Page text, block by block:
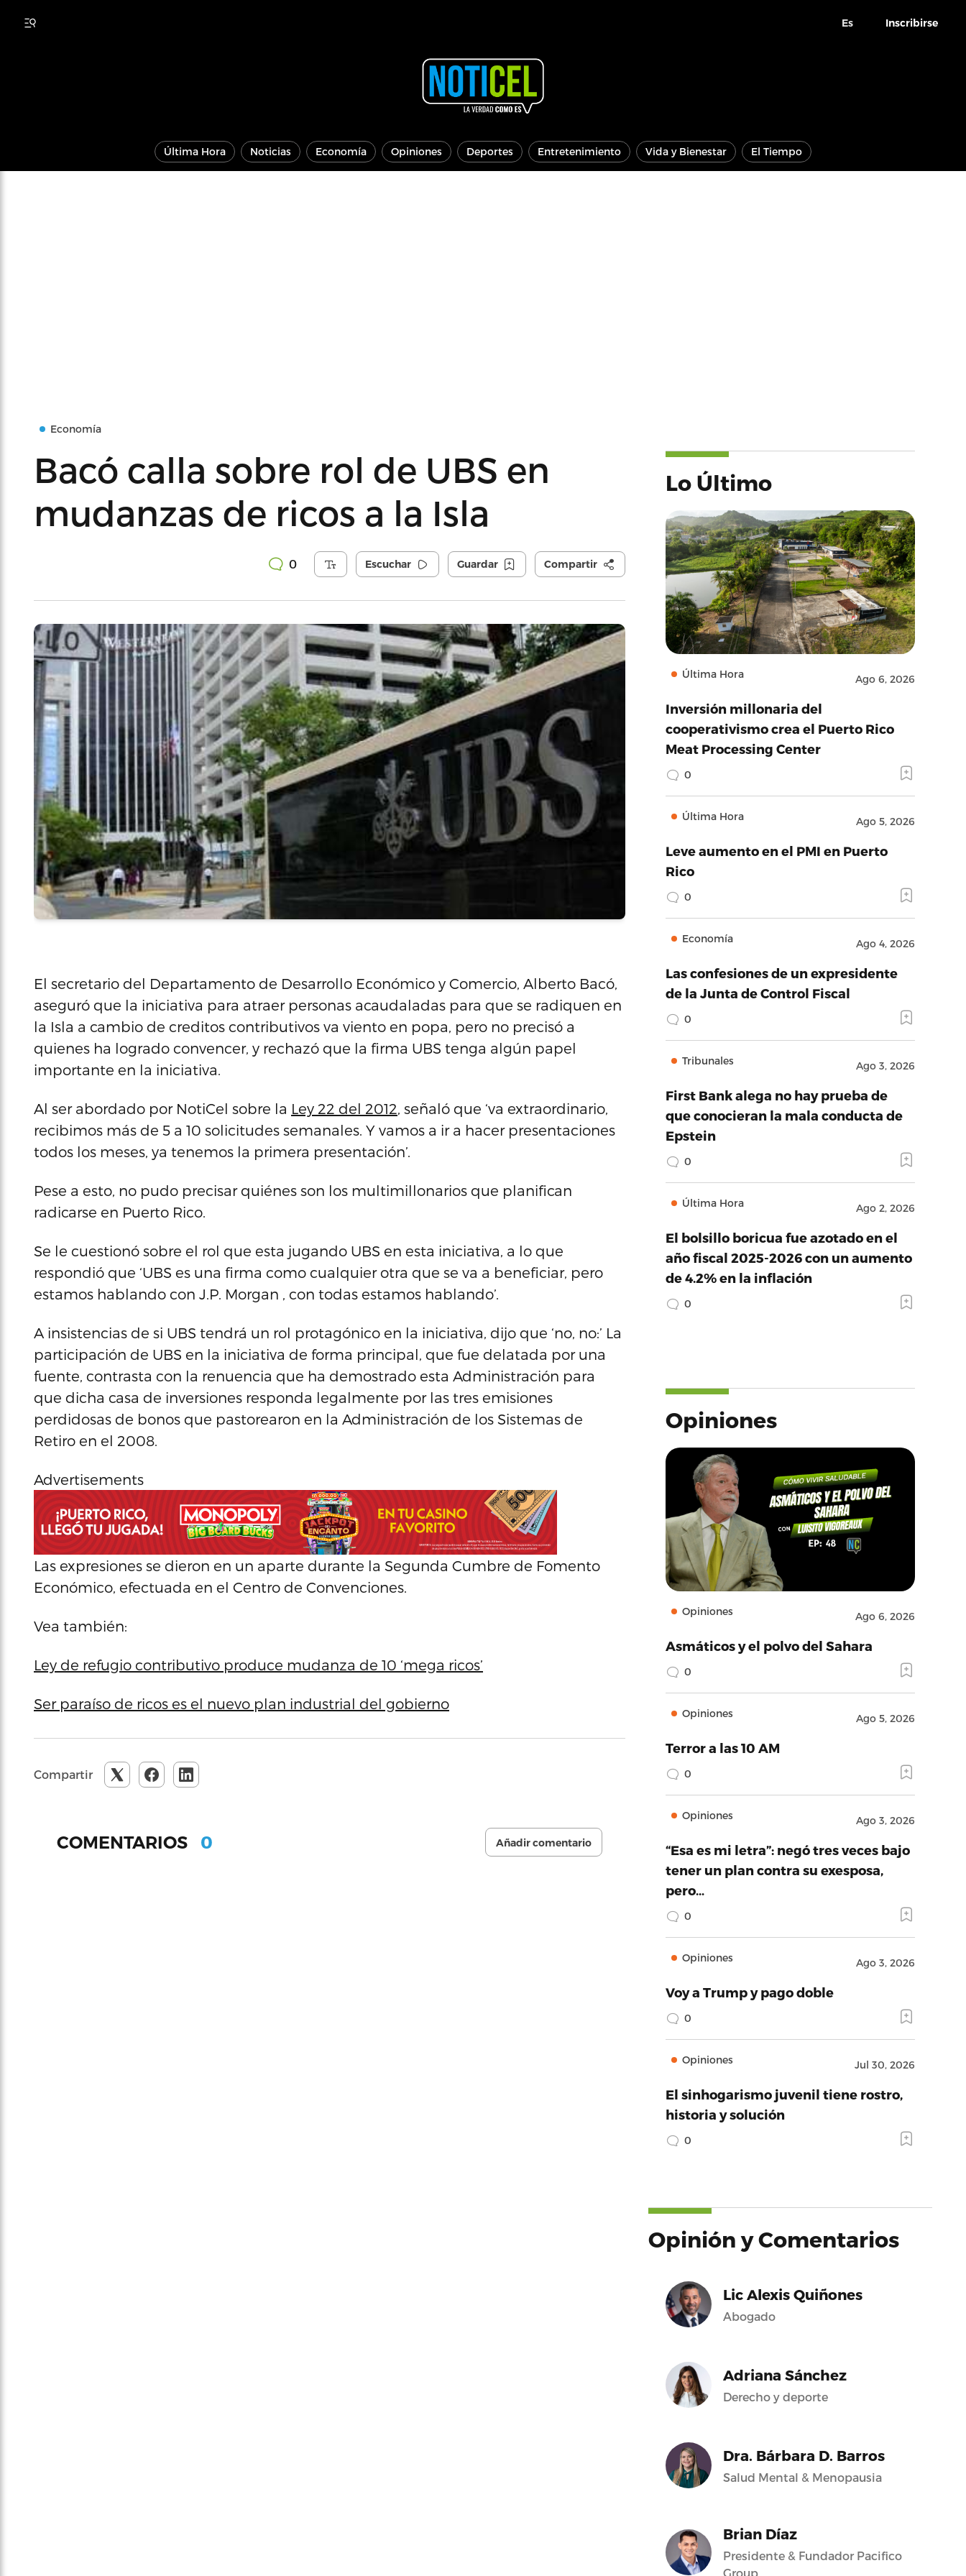
Es Inscribirse
Última Hora Noticias Economía Opiniones Deportes Entretenimiento Vida y Bienestar El Tiempo
Economía
Bacó calla sobre rol de UBS en
mudanzas de ricos a la Isla
0 Escuchar Guardar Compartir
El secretario del Departamento de Desarrollo Económico y Comercio, Alberto Bacó,
aseguró que la iniciativa para atraer personas acaudaladas para que se radiquen en
la Isla a cambio de creditos contributivos va viento en popa, pero no precisó a
quienes ha logrado convencer, y rechazó que la firma UBS tenga algún papel
importante en la iniciativa.
Al ser abordado por NotiCel sobre la Ley 22 del 2012, señaló que ‘va extraordinario,
recibimos más de 5 a 10 solicitudes semanales. Y vamos a ir a hacer presentaciones
todos los meses, ya tenemos la primera presentación’.
Pese a esto, no pudo precisar quiénes son los multimillonarios que planifican
radicarse en Puerto Rico.
Se le cuestionó sobre el rol que esta jugando UBS en esta iniciativa, a lo que
respondió que ‘UBS es una firma como cualquier otra que se va a beneficiar, pero
estamos hablando con J.P. Morgan , con todas estamos hablando’.
A insistencias de si UBS tendrá un rol protagónico en la iniciativa, dijo que ‘no, no:’ La
participación de UBS en la iniciativa de forma principal, que fue delatada por una
fuente, contrasta con la renuencia que ha demostrado esta Administración para
que dicha casa de inversiones responda legalmente por las tres emisiones
perdidosas de bonos que pastorearon en la Administración de los Sistemas de
Retiro en el 2008.
Advertisements
Las expresiones se dieron en un aparte durante la Segunda Cumbre de Fomento
Económico, efectuada en el Centro de Convenciones.
Vea también:
Ley de refugio contributivo produce mudanza de 10 ‘mega ricos’
Ser paraíso de ricos es el nuevo plan industrial del gobierno
Compartir
COMENTARIOS 0 Añadir comentario
Lo Último
Última Hora Ago 6, 2026
Inversión millonaria del
cooperativismo crea el Puerto Rico
Meat Processing Center
0
Última Hora Ago 5, 2026
Leve aumento en el PMI en Puerto
Rico
0
Economía Ago 4, 2026
Las confesiones de un expresidente
de la Junta de Control Fiscal
0
Tribunales Ago 3, 2026
First Bank alega no hay prueba de
que conocieran la mala conducta de
Epstein
0
Última Hora Ago 2, 2026
El bolsillo boricua fue azotado en el
año fiscal 2025-2026 con un aumento
de 4.2% en la inflación
0
Opiniones
Opiniones Ago 6, 2026
Asmáticos y el polvo del Sahara
0
Opiniones Ago 5, 2026
Terror a las 10 AM
0
Opiniones Ago 3, 2026
“Esa es mi letra”: negó tres veces bajo
tener un plan contra su exesposa,
pero…
0
Opiniones Ago 3, 2026
Voy a Trump y pago doble
0
Opiniones Jul 30, 2026
El sinhogarismo juvenil tiene rostro,
historia y solución
0
Opinión y Comentarios
Lic Alexis Quiñones
Abogado
Adriana Sánchez
Derecho y deporte
Dra. Bárbara D. Barros
Salud Mental & Menopausia
Brian Díaz
Presidente & Fundador Pacifico
Group